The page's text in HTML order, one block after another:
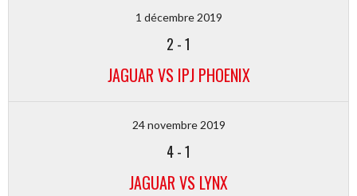
1 décembre 2019
2 -1
JAGUAR VS IPJ PHOENIX
24 novembre 2019
4-1
JAGUAR VS LYNX